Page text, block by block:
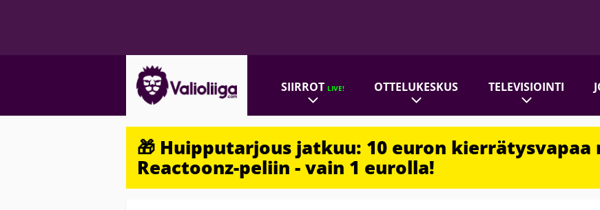
SIIRROTLIVE! OTTELUKESKUS TELEVISIOINTI
🎁 Huipputarjous jatkuu: 10 euron kierrätysvapaa
Reactoonz-peliin - vain 1 eurolla!